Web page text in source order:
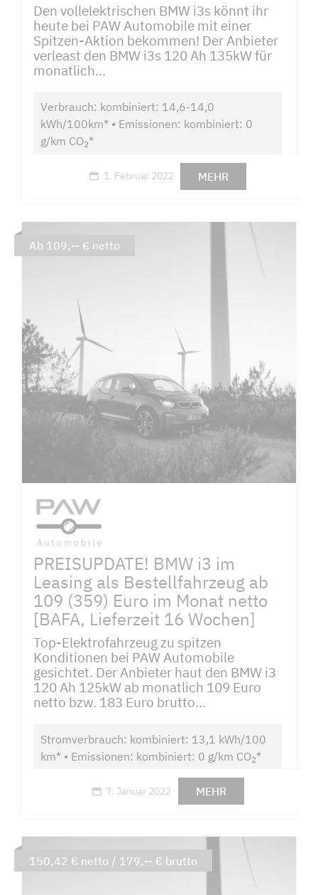
Den vollelektrischen BMW i3s könnt ihr
heute bei PAW Automobile mit einer
Spitzen-Aktion bekommen! Der Anbieter
verleast den BMW i3s 120 Ah 135kW für
monatlich...
Verbrauch: kombiniert: 14,6-14,0
kWh/100km* • Emissionen: kombiniert: 0
g/km CO2*
1. Februar 2022 MEHR
PREISUPDATE! BMW i3 im
Leasing als Bestellfahrzeug ab
109 (359) Euro im Monat netto
[BAFA, Lieferzeit 16 Wochen]
Top-Elektrofahrzeug zu spitzen
Konditionen bei PAW Automobile
gesichtet. Der Anbieter haut den BMW i3
120 Ah 125kW ab monatlich 109 Euro
netto bzw. 183 Euro brutto...
Stromverbrauch: kombiniert: 13,1 kWh/100
km* • Emissionen: kombiniert: 0 g/km CO2*
7. Januar 2022 MEHR
Ab 109,-- € netto
150,42 € netto / 179,-- € brutto